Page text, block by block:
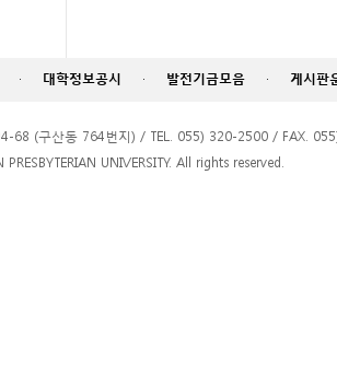
· 대학정보공시 · 발전기금모음 · 게시판
68 (구산동 764번지) / TEL. 055) 320-2500 / FAX.
UNIVERSITY. All rights reserved.